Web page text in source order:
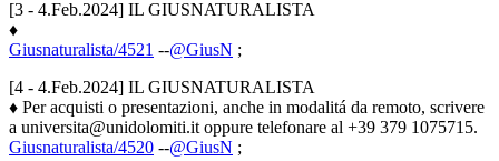
[3 - 4.Feb.2024] IL GIUSNATURALISTA
♦
Giusnaturalista/4521 --@GiusN ;
[4 - 4.Feb.2024] IL GIUSNATURALISTA
♦ Per acquisti o presentazioni, anche in modalitá da remoto, scrivere
a universita@unidolomiti.it oppure telefonare al +39 379 1075715.
Giusnaturalista/4520 --@GiusN ;